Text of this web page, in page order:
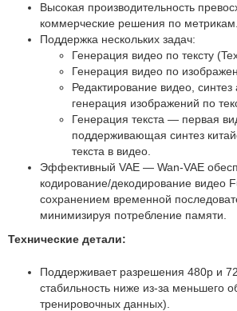
Высокая производительность
коммерческие решения по метрикам.
Поддержка нескольких задач:
Генерация видео по тексту
Генерация видео по
Редактирование видео, синтез
генерация изображений по
Генерация текста — первая
поддерживающая синтез
текста в видео.
Эффективный VAE — Wan-VAE
кодирование/декодирование видео
сохранением временной
минимизируя потребление памяти.
Технические детали:
Поддерживает разрешения 480p и
стабильность ниже из-за меньшего
тренировочных данных).